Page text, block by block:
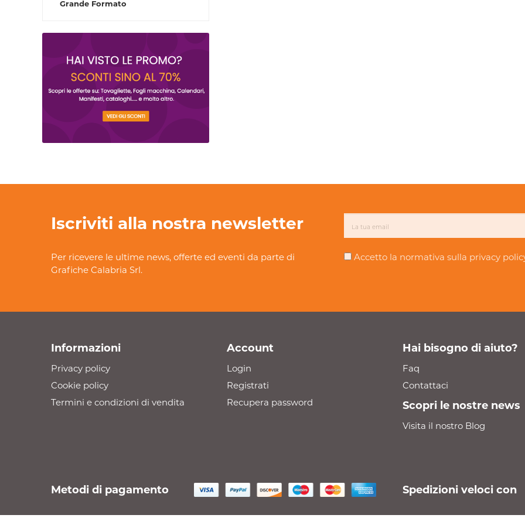
Grande Formato
Iscriviti alla nostra newsletter
Per ricevere le ultime news, offerte ed eventi da parte di
Grafiche Calabria Srl.
Accetto la normativa sulla privacy
Informazioni
Privacy policy
Cookie policy
Termini e condizioni di vendita
Account
Login
Registrati
Recupera password
Hai bisogno di aiuto?
Faq
Contattaci
Scopri le nostre news
Visita il nostro Blog
Metodi di pagamento Spedizioni veloci con